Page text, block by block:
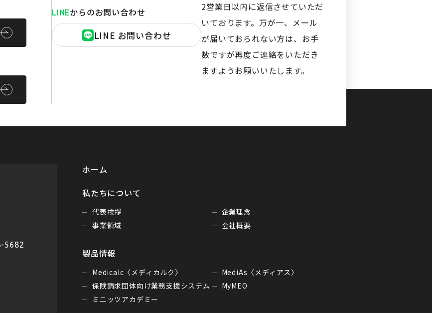
LINEからのお問い合わせ
LINE お問い合わせ
2営業日以内に返信させていただ
いております。万が一、メール
が届いておられない方は、お手
数ですが再度ご連絡をいただき
ますようお願いいたします。
5682
ホーム
私たちについて
代表挨拶
企業理念
事業領域
会社概要
製品情報
Medicalc〈メディカルク〉
MediAs〈メディアス〉
保険請求団体向け業務支援システム
MyMEO
ミニッツアカデミー